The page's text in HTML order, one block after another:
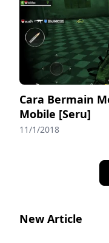
Cara Bermain
Mobile [Seru]
11/1/2018
New Article